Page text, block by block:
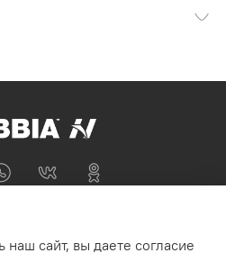
сайт, вы даете согласие